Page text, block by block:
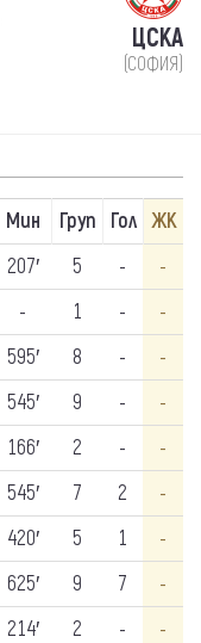
ЦСКА
(СОФИЯ)
Мин Груп Гол ЖК
207′ 5 -
-
- 1 -
-
595′ 8 -
-
545′ 9 -
-
166′ 2 -
-
545′ 7 2
-
420′ 5 1
-
625′ 9 7
-
214′ 2 -
-